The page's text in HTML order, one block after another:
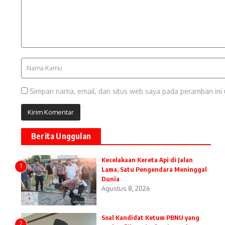
Simpan nama, email, dan situs web saya pada peramban
Berita Unggulan
1
Kecelakaan Kereta Api di Jalan
Lama, Satu Pengendara Meninggal
Dunia
Agustus 8, 2026
Soal Kandidat Ketum PBNU yang